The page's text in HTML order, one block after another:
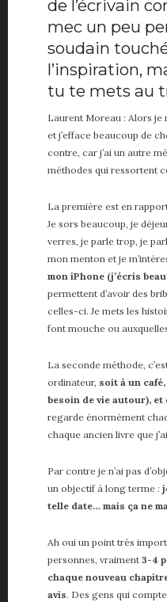
de l’écrivain
mec un peu
soudain
l’inspiration,
tu te mets au
Laurent Moreau : Alors je
et j’efface beaucoup de
contre, car j’ai un autre
méthodes qui ressortent
La première est en
Je sors beaucoup, je
verres, je parle trop, je
mon menton et je
mon iPhone (j’écris
permettent d’avoir des
celles-ci. Je mets les
font mouche ou
La seconde méthode,
ordinateur, soit à un
besoin de vie autour), et
regarde énormément
chaque ancien livre que
Par contre je n’ai pas
un objectif à long terme :
telle date… mais ça ne
Ah oui un point très
personnes, vraiment 3-4
chaque nouveau
avis. Des gens qui